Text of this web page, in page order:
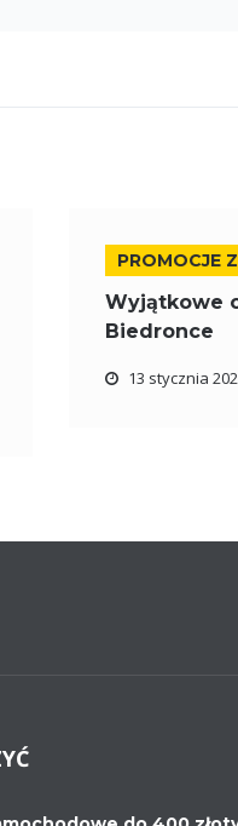
PROMOCJE
Wyjątkowe
Biedronce
13 stycznia